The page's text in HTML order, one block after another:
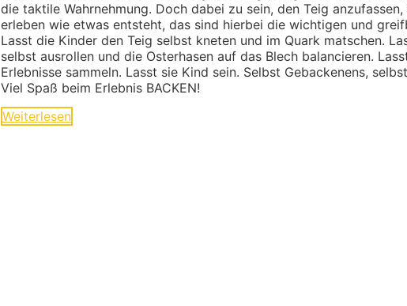
die taktile Wahrnehmung. Doch dabei zu sein, den Teig
erleben wie etwas entsteht, das sind hierbei die wichtigen und
Lasst die Kinder den Teig selbst kneten und im Quark matschen.
selbst ausrollen und die Osterhasen auf das Blech balancieren.
Erlebnisse sammeln. Lasst sie Kind sein. Selbst Gebackenens,
Viel Spaß beim Erlebnis BACKEN!
Weiterlesen